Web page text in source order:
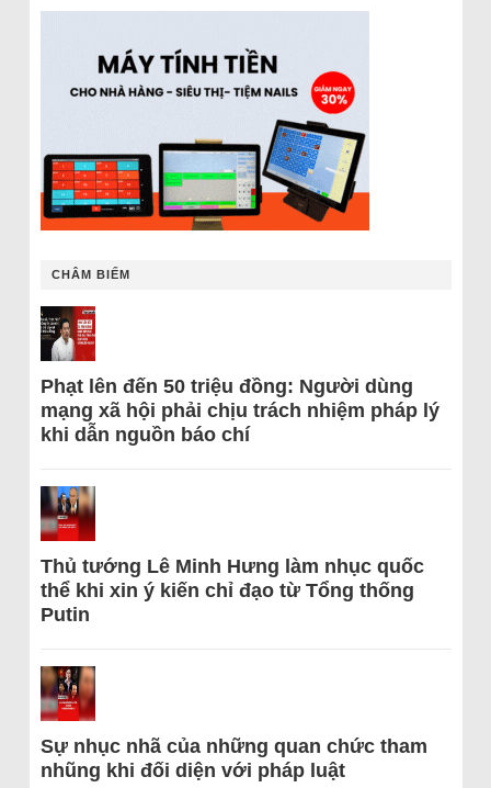
CHÂM BIẾM
Phạt lên đến 50 triệu đồng: Người dùng
mạng xã hội phải chịu trách nhiệm pháp lý
khi dẫn nguồn báo chí
Thủ tướng Lê Minh Hưng làm nhục quốc
thể khi xin ý kiến chỉ đạo từ Tổng thống
Putin
Sự nhục nhã của những quan chức tham
nhũng khi đối diện với pháp luật